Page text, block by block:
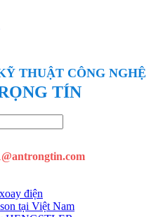
THUẬT CÔNG NGHỆ
TÍN
điện
tại Việt Nam